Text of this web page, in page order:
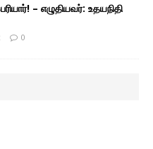
– எழுதியவர்: உதயநிதி
0